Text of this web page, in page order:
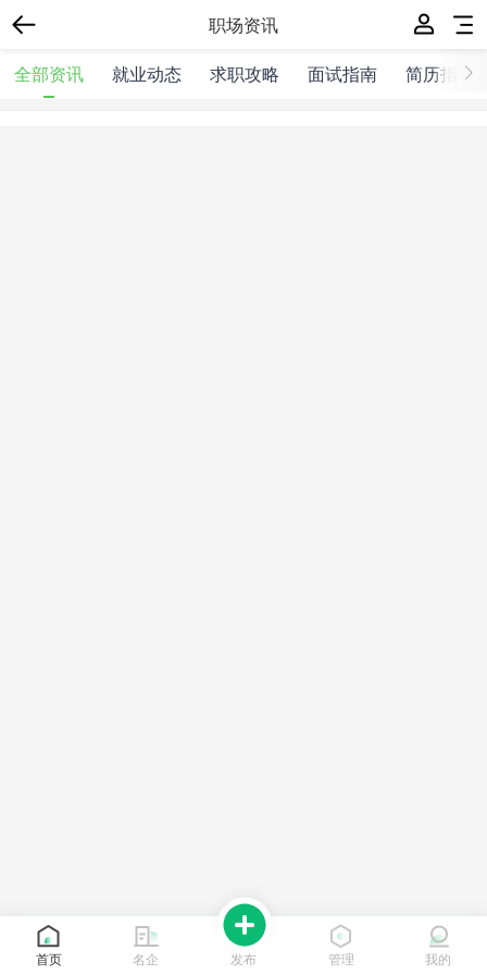
职场资讯
全部资讯
就业动态 求职攻略 面试指南 简历指导
首页 名企 发布 管理 我的